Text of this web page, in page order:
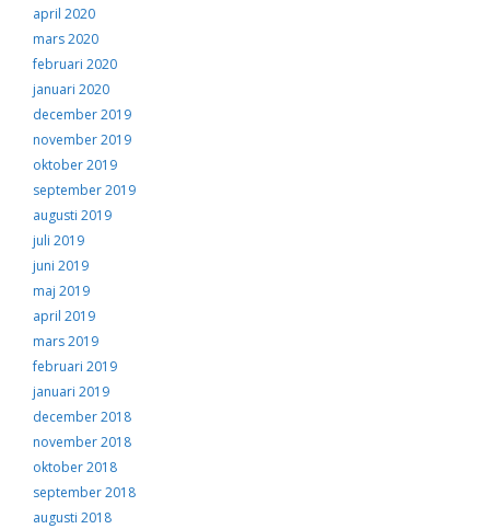
april 2020
mars 2020
februari 2020
januari 2020
december 2019
november 2019
oktober 2019
september 2019
augusti 2019
juli 2019
juni 2019
maj 2019
april 2019
mars 2019
februari 2019
januari 2019
december 2018
november 2018
oktober 2018
september 2018
augusti 2018